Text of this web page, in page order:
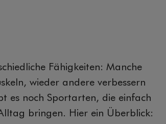
Fähigkeiten: Manche
wieder andere verbessern
es noch Sportarten, die einfach
bringen. Hier ein Überblick: